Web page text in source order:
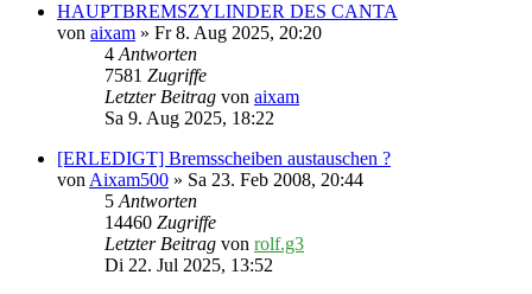
HAUPTBREMSZYLINDER DES CANTA
von aixam » Fr 8. Aug 2025, 20:20
4Antworten
7581 Zugriffe
Letzter Beitrag von aixam
Sa 9. Aug 2025, 18:22
[ERLEDIGT] Bremsscheiben austauschen ?
vonAixam500 » Sa 23. Feb 2008, 20:44
5Antworten
14460 Zugriffe
Letzter Beitrag von rolf.g3
Di 22. Jul 2025, 13:52